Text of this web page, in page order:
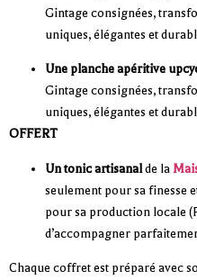
Gintage consignées,
uniques, élégantes et
Une planche apéritive
Gintage consignées,
uniques, élégantes et
OFFERT
Un tonic artisanalde la
seulement pour sa finesse
pour sa production locale
d’accompagner
Chaque coffret est préparé avec